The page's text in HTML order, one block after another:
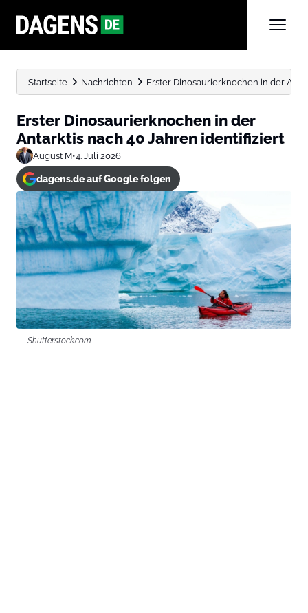
Startseite Nachrichten Erster Dinosaurierknochen in der
Erster Dinosaurierknochen in der
Antarktis nach 40 Jahren identifiziert
August M•4. Juli 2026
dagens.de auf Google folgen
Shutterstock.com